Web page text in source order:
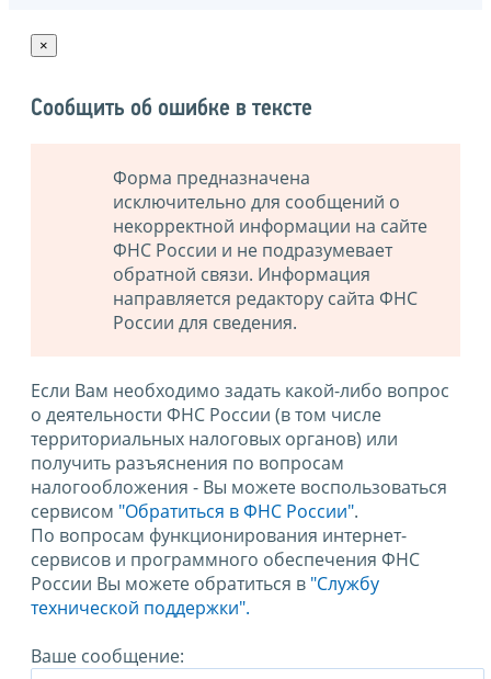
×
Сообщить об ошибке в тексте
Форма предназначена
исключительно для сообщений о
некорректной информации на сайте
ФНС России и не подразумевает
обратной связи. Информация
направляется редактору сайта ФНС
России для сведения.
Если Вам необходимо задать какой-либо вопрос
о деятельности ФНС России (в том числе
территориальных налоговых органов) или
получить разъяснения по вопросам
налогообложения - Вы можете воспользоваться
сервисом "Обратиться в ФНС России".
По вопросам функционирования интернет-
сервисов и программного обеспечения ФНС
России Вы можете обратиться в "Службу
технической поддержки".
Ваше сообщение: